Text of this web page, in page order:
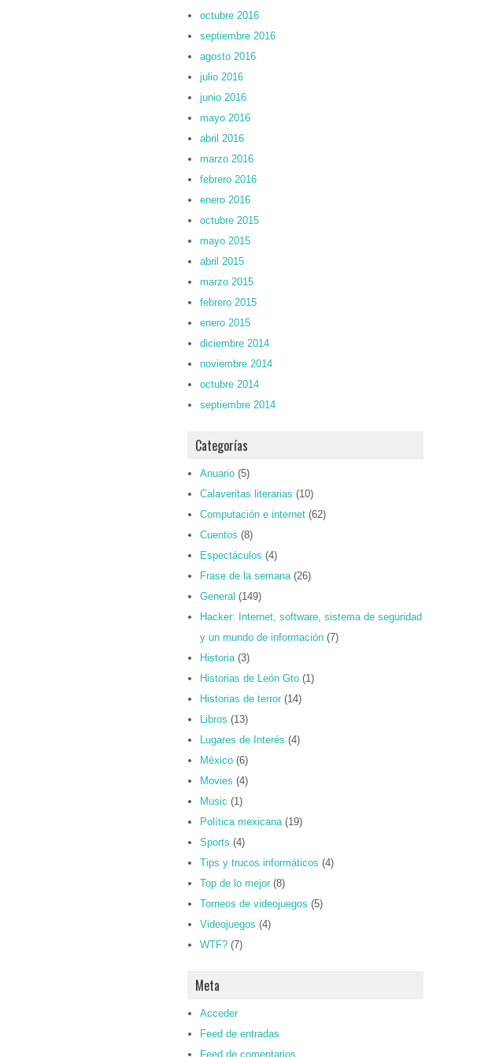
octubre 2016
septiembre 2016
agosto 2016
julio 2016
junio 2016
mayo 2016
abril 2016
marzo 2016
febrero 2016
enero 2016
octubre 2015
mayo 2015
abril 2015
marzo 2015
febrero 2015
enero 2015
diciembre 2014
noviembre 2014
octubre 2014
septiembre 2014
Categorías
Anuario (5)
Calaveritas literarias (10)
Computación e internet (62)
Cuentos (8)
Espectáculos (4)
Frase de la semana(26)
General (149)
Hacker: Internet, software, sistema de seguridad
y un mundo de información (7)
Historia(3)
Historias de León Gto (1)
Historias de terror (14)
Libros (13)
Lugares de Interés (4)
México (6)
Movies (4)
Music (1)
Política mexicana(19)
Sports (4)
Tips y trucos informáticos (4)
Top de lo mejor (8)
Torneos de videojuegos (5)
Videojuegos (4)
WTF? (7)
Meta
Acceder
Feed de entradas
Feed de comentarios